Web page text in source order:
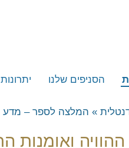
הסניפים שלנו
חיפה
» המלצה לספר – מדע
ואומנות